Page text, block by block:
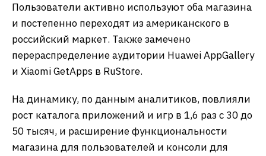
Пользователи активно используют оба магазина
и постепенно переходят из американского в
российский маркет. Также замечено
перераспределение аудитории Huawei AppGallery
и Xiaomi GetApps в RuStore.
На динамику, по данным аналитиков, повлияли
рост каталога приложений и игр в 1,6 раз с 30 до
50 тысяч, и расширение функциональности
магазина для пользователей и консоли для